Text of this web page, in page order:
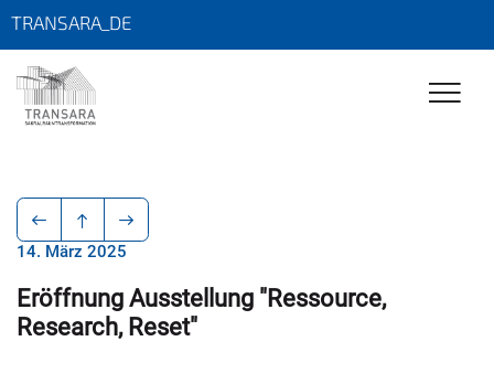
TRANSARA_DE
14. März 2025
Eröffnung Ausstellung "Ressource,
Research, Reset"